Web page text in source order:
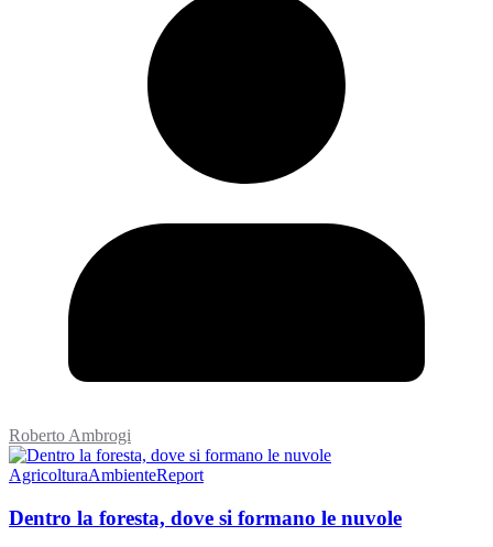
Roberto Ambrogi
AgricolturaAmbienteReport
Dentro la foresta, dove si formano le nuvole